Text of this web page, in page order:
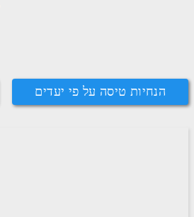
הנחיות טיסה על פי יעדים